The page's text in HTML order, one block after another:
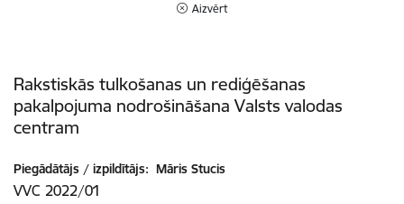
Aizvērt
Rakstiskās tulkošanas un rediģēšanas
pakalpojuma nodrošināšana Valsts valodas
centram
Piegādātājs / izpildītājs: Māris Stucis
VVC 2022/01